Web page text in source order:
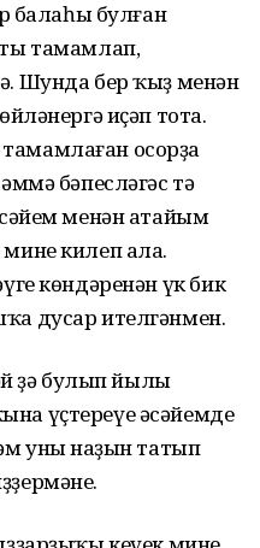
балаһы булған
тамамлап,
Шунда бер ҡыҙ менән
иҫәп тота.
осорҙа
бәпесләгәс тә
менән атайым
килеп ала.
көндәренән үк бик
дусар ителгәнмен.
ҙә булып йылы
үҫтереүе әсәйемде
уның наҙын татып